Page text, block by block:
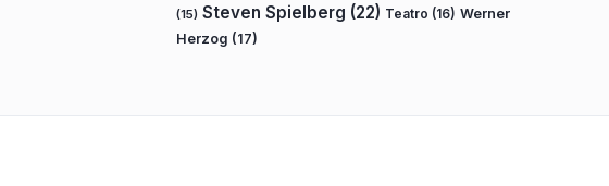
(15) Steven Spielberg (22) Teatro (16) Werner
Herzog (17)